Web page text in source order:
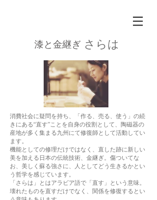
漆と金継ぎさらは
消費社会に疑問を持ち、「作る、売る、使う」の続
きにある“直す”ことを自身の役割として、陶磁器の
産地が多く集まる九州にて修復師として活動してい
ます。
機能としての修理だけではなく、直した跡に新しい
美を加える日本の伝統技術、金継ぎ。傷ついてな
お、美しく蘇る強さに、人としてどう生きるかとい
う哲学を感じています。
「さらは」とはアラビア語で「直す」という意味。
壊れたものを直すだけでなく、関係を修復するとい